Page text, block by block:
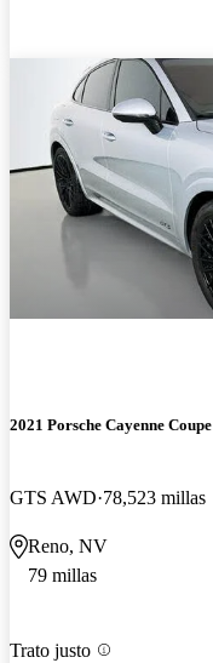
2021 Porsche Cayenne Coupe
GTS AWD 78,523 millas
Reno, NV
79 millas
Trato justo